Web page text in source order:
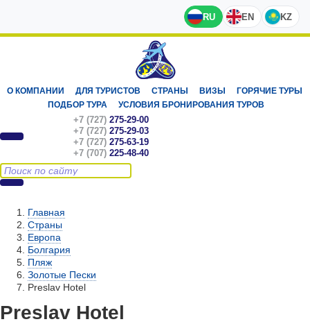
RU EN KZ
О КОМПАНИИ ДЛЯ ТУРИСТОВ СТРАНЫ ВИЗЫ
ГОРЯЧИЕ ТУРЫ
ПОДБОР ТУРА
УСЛОВИЯ БРОНИРОВАНИЯ ТУРОВ
+7 (727) 275-29-00
+7 (727) 275-29-03
+7 (727) 275-63-19
+7 (707) 225-48-40
Главная
Страны
Европа
Болгария
Пляж
Золотые Пески
Preslav Hotel
Preslav Hotel